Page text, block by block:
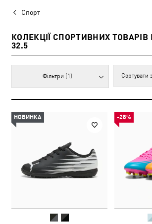
Спорт
КОЛЕКЦІЇ СПОРТИВНИХ ТОВАРІВ
32.5
Фільтри (1)
НОВИНКА -28%